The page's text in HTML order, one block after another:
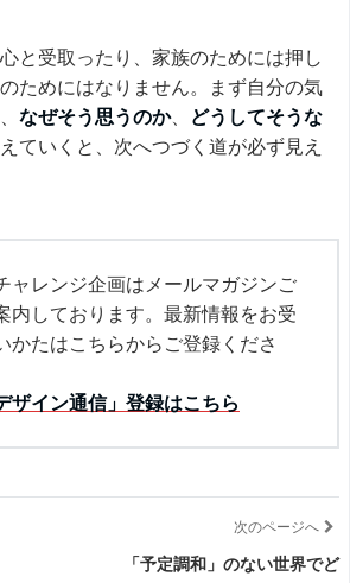
と受取ったり、家族のためには押し
ためにはなりません。まず自分の気
なぜそう思うのか、
どうしてそうな
ていくと、次へつづく道が必ず見え
ャレンジ企画はメールマガジンご
内しております。最新情報をお受
かたはこちらからご登録くださ
ザイン通信」登録はこちら
次のページへ
「予定調和」のない世界でど